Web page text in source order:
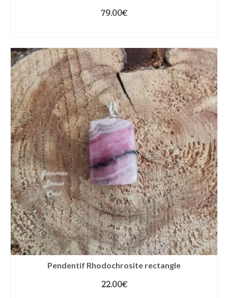
79.00€
Pendentif Rhodochrosite rectangle
22.00€